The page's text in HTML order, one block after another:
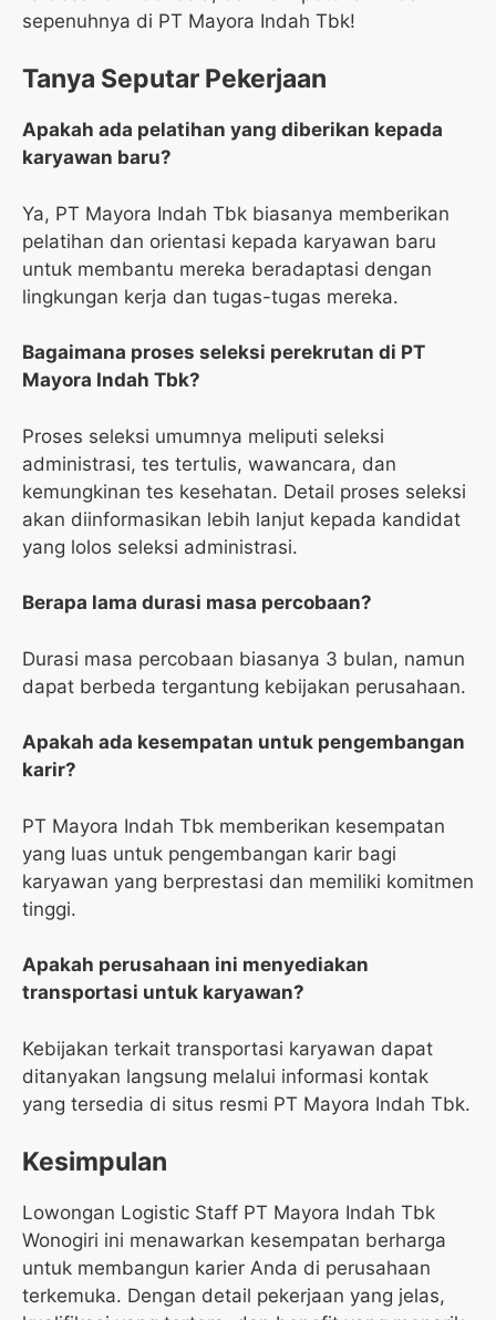
sepenuhnya di PT Mayora Indah Tbk!
Tanya Seputar Pekerjaan
Apakah ada pelatihan yang diberikan kepada
karyawan baru?
Ya, PT Mayora Indah Tbk biasanya memberikan
pelatihan dan orientasi kepada karyawan baru
untuk membantu mereka beradaptasi dengan
lingkungan kerja dan tugas-tugas mereka.
Bagaimana proses seleksi perekrutan di PT
Mayora Indah Tbk?
Proses seleksi umumnya meliputi seleksi
administrasi, tes tertulis, wawancara, dan
kemungkinan tes kesehatan. Detail proses seleksi
akan diinformasikan lebih lanjut kepada kandidat
yang lolos seleksi administrasi.
Berapa lama durasi masa percobaan?
Durasi masa percobaan biasanya 3 bulan, namun
dapat berbeda tergantung kebijakan perusahaan.
Apakah ada kesempatan untuk pengembangan
karir?
PT Mayora Indah Tbk memberikan kesempatan
yang luas untuk pengembangan karir bagi
karyawan yang berprestasi dan memiliki komitmen
tinggi.
Apakah perusahaan ini menyediakan
transportasi untuk karyawan?
Kebijakan terkait transportasi karyawan dapat
ditanyakan langsung melalui informasi kontak
yang tersedia di situs resmi PT Mayora Indah Tbk.
Kesimpulan
Lowongan Logistic Staff PT Mayora Indah Tbk
Wonogiri ini menawarkan kesempatan berharga
untuk membangun karier Anda di perusahaan
terkemuka. Dengan detail pekerjaan yang jelas,